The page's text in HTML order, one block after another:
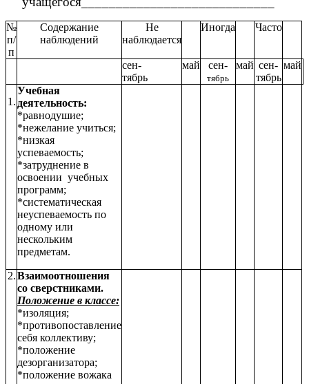
№
п/
п
Содержание
наблюдений
Не
наблюдается
Иногда Часто
сен-
тябрь
май сен-
тябрь
май сен-
тябрь
май
1.
Учебная
деятельность:
*равнодушие;
*нежелание учиться;
*низкая
успеваемость;
*затруднение в
освоении учебных
программ;
*систематическая
неуспеваемость по
одному или
нескольким
предметам.
2.Взаимоотношения
со сверстниками.
Положение в классе:
*изоляция;
*противопоставление
себя коллективу;
*положение
дезорганизатора;
*положение вожака